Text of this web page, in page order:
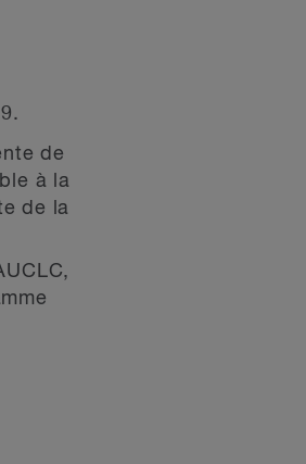
de
à la
de la